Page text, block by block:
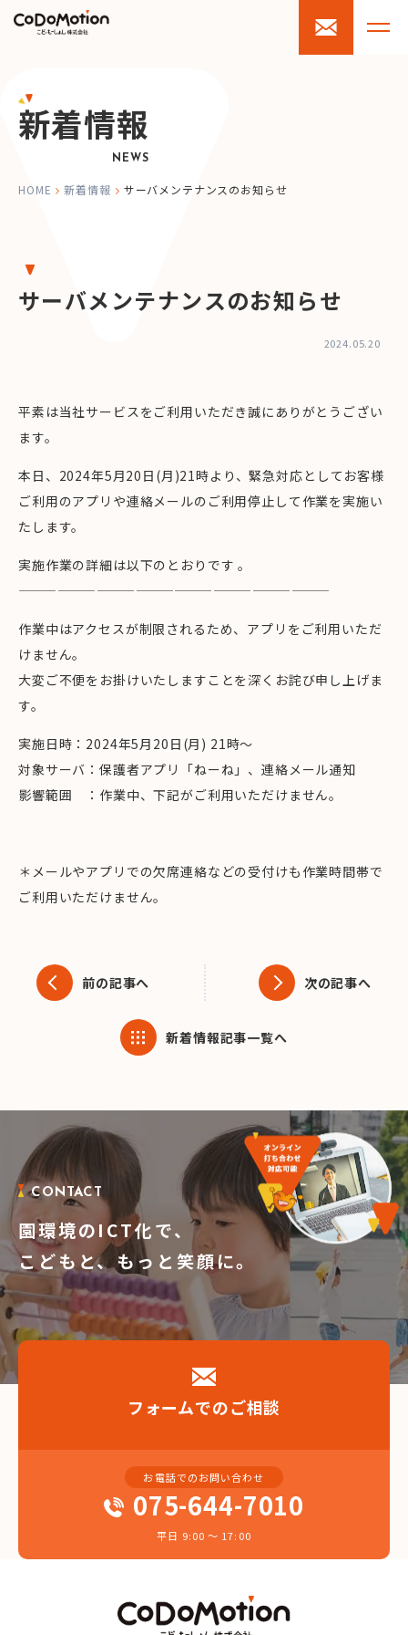
新着情報
NEWS
HOME 新着情報 サーバメンテナンスのお知らせ
サーバメンテナンスのお知らせ
2024.05.20
平素は当社サービスをご利用いただき誠にありがとうござい
ます。
本日、2024年5月20日(月)21時より、緊急対応としてお客様
ご利用のアプリや連絡メールのご利用停止して作業を実施い
たします。
実施作業の詳細は以下のとおりです 。
————————————————————————
作業中はアクセスが制限されるため、アプリをご利用いただ
けません。
大変ご不便をお掛けいたしますことを深くお詫び申し上げま
す。
実施日時：2024年5月20日(月) 21時～
対象サーバ：保護者アプリ「ねーね」、連絡メール通知
影響範囲 ：作業中、下記がご利用いただけません。
＊メールやアプリでの欠席連絡などの受付けも作業時間帯で
ご利用いただけません。
前の記事へ 次の記事へ
新着情報記事一覧へ
CONTACT
園環境のICT化で、
こどもと、もっと笑顔に。
フォームでのご相談
お電話でのお問い合わせ
075-644-7010
平日 9:00 〜 17:00